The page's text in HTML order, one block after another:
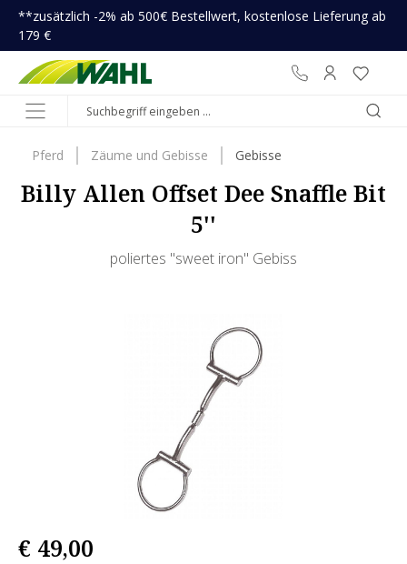
springen
**zusätzlich -2% ab 500€ Bestellwert, kostenlose Lieferung ab
179 €
Pferd Zäume und Gebisse Gebisse
Billy Allen Offset Dee Snaffle Bit
5''
poliertes "sweet iron" Gebiss
€ 49,00